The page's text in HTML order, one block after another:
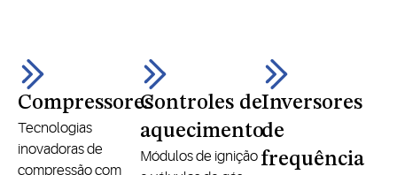
Compressores
Tecnologias
inovadoras de
compressão com
Controles de
aquecimento
Módulos de ignição
Inversores
de
frequência